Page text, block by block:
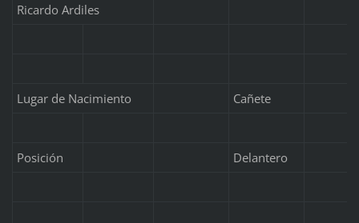
Ricardo Ardiles
Lugar de Nacimiento Cañete
Posición Delantero